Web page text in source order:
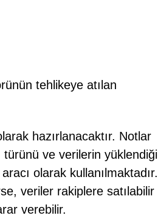
tehlikeye atılan
hazırlanacaktır. Notlar
türünü ve verilerin yüklendiği
olarak kullanılmaktadır.
veriler rakiplere satılabilir
verebilir.